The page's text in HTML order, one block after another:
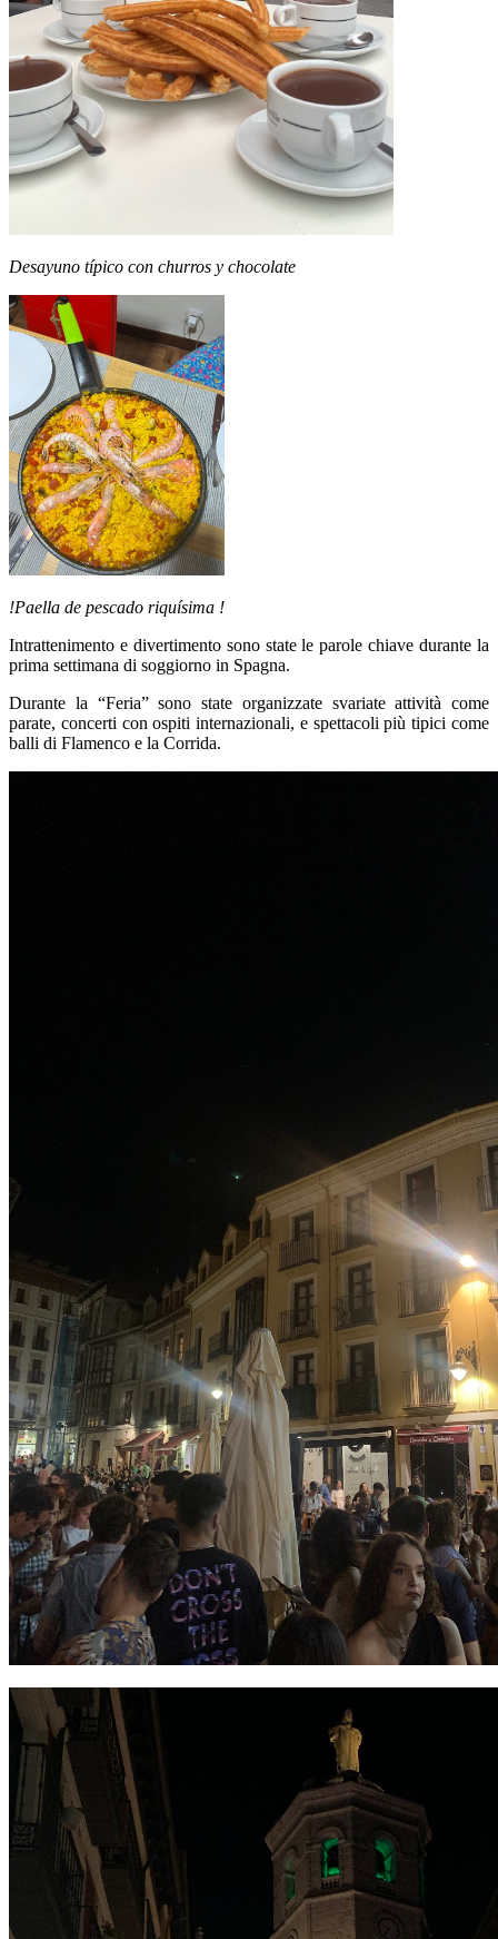
Desayuno típico con churros y chocolate
!Paella de pescado riquísima !
Intrattenimento e divertimento sono state le parole chiave durante la
prima settimana di soggiorno in Spagna.
Durante la “Feria” sono state organizzate svariate attività come
parate, concerti con ospiti internazionali, e spettacoli più tipici come
balli di Flamenco e la Corrida.